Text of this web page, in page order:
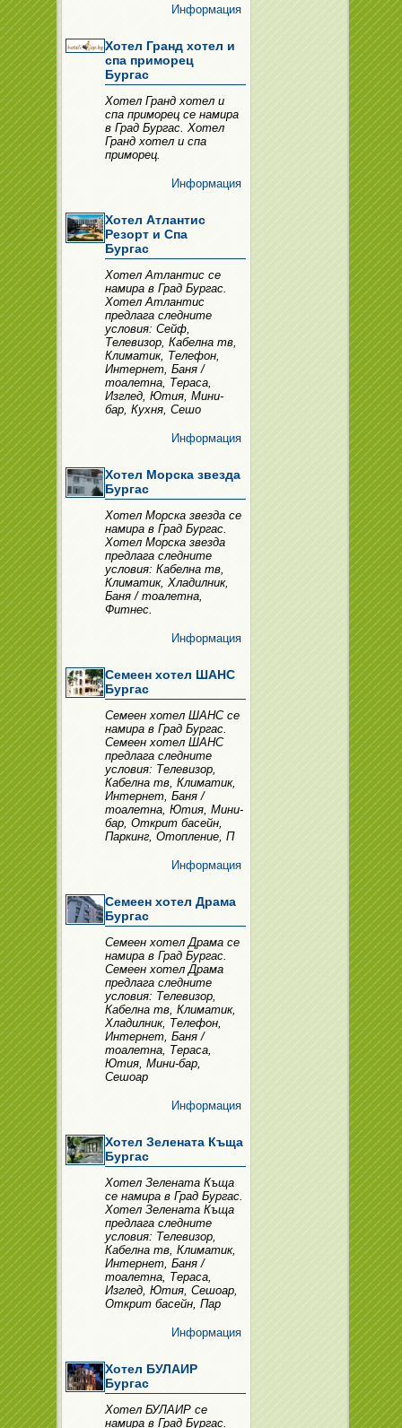
Информация
Хотел Гранд хотел и
спа приморец
Бургас
Хотел Гранд хотел и
спа приморец се намира
в Град Бургас. Хотел
Гранд хотел и спа
приморец.
Информация
Хотел Атлантис
Резорт и Спа
Бургас
Хотел Атлантис се
намира в Град Бургас.
Хотел Атлантис
предлага следните
условия: Сейф,
Телевизор, Кабелна тв,
Климатик, Телефон,
Интернет, Баня /
тоалетна, Тераса,
Изглед, Ютия, Мини-
бар, Кухня, Сешо
Информация
Хотел Морска звезда
Бургас
Хотел Морска звезда се
намира в Град Бургас.
Хотел Морска звезда
предлага следните
условия: Кабелна тв,
Климатик, Хладилник,
Баня / тоалетна,
Фитнес.
Информация
Семеен хотел ШАНС
Бургас
Семеен хотел ШАНС се
намира в Град Бургас.
Семеен хотел ШАНС
предлага следните
условия: Телевизор,
Кабелна тв, Климатик,
Интернет, Баня /
тоалетна, Ютия, Мини-
бар, Открит басейн,
Паркинг, Отопление, П
Информация
Семеен хотел Драма
Бургас
Семеен хотел Драма се
намира в Град Бургас.
Семеен хотел Драма
предлага следните
условия: Телевизор,
Кабелна тв, Климатик,
Хладилник, Телефон,
Интернет, Баня /
тоалетна, Тераса,
Ютия, Мини-бар,
Сешоар
Информация
Хотел Зелената Къща
Бургас
Хотел Зелената Къща
се намира в Град Бургас.
Хотел Зелената Къща
предлага следните
условия: Телевизор,
Кабелна тв, Климатик,
Интернет, Баня /
тоалетна, Тераса,
Изглед, Ютия, Сешоар,
Открит басейн, Пар
Информация
Хотел БУЛАИР
Бургас
Хотел БУЛАИР се
намира в Град Бургас.